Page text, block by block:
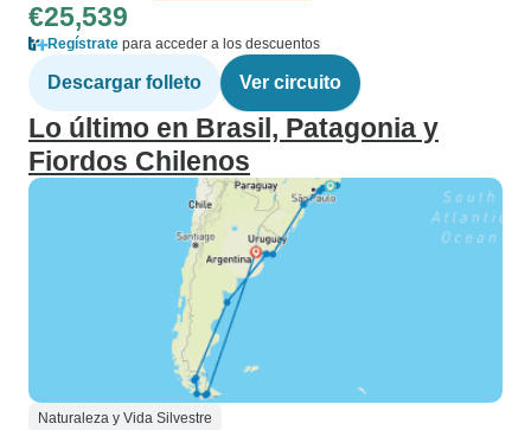
€25,539
Regístrate para acceder a los descuentos
Descargar folleto Ver circuito
Lo último en Brasil, Patagonia y
Fiordos Chilenos
Naturaleza y Vida Silvestre